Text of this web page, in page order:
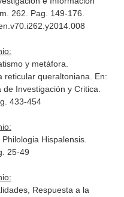
262. Pag. 149-176.
y metáfora.
reticular queraltoniana. En:
de Investigación y Critica
433-454
Philologia Hispalensis.
25-49
Respuesta a la